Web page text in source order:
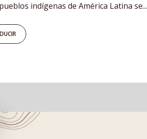
indígenas de América Latina se...